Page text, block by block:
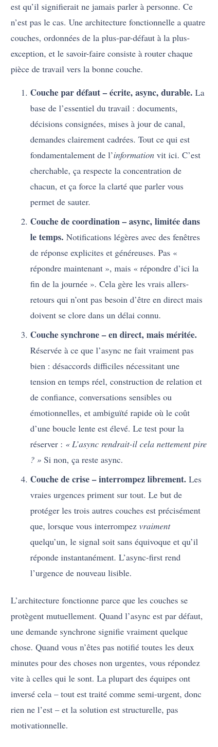
est qu’il signifierait ne jamais parler à personne. Ce
n’est pas le cas. Une architecture fonctionnelle a quatre
couches, ordonnées de la plus-par-défaut à la plus-
exception, et le savoir-faire consiste à router chaque
pièce de travail vers la bonne couche.
Couche par défaut – écrite, async, durable. La
base de l’essentiel du travail : documents,
décisions consignées, mises à jour de canal,
demandes clairement cadrées. Tout ce qui est
fondamentalement de l’information vit ici. C’est
cherchable, ça respecte la concentration de
chacun, et ça force la clarté que parler vous
permet de sauter.
Couche de coordination – async, limitée dans
le temps. Notifications légères avec des fenêtres
de réponse explicites et généreuses. Pas «
répondre maintenant », mais « répondre d’ici la
fin de la journée ». Cela gère les vrais allers-
retours qui n’ont pas besoin d’être en direct mais
doivent se clore dans un délai connu.
Couche synchrone – en direct, mais méritée.
Réservée à ce que l’async ne fait vraiment pas
bien : désaccords difficiles nécessitant une
tension en temps réel, construction de relation et
de confiance, conversations sensibles ou
émotionnelles, et ambiguïté rapide où le coût
d’une boucle lente est élevé. Le test pour la
réserver : « L’async rendrait-il cela nettement pire
? » Si non, ça reste async.
Couche de crise – interrompez librement. Les
vraies urgences priment sur tout. Le but de
protéger les trois autres couches est précisément
que, lorsque vous interrompezvraiment
quelqu’un, le signal soit sans équivoque et qu’il
réponde instantanément. L’async-first rend
l’urgence de nouveau lisible.
L’architecture fonctionne parce que les couches se
protègent mutuellement. Quand l’async est par défaut,
une demande synchrone signifie vraiment quelque
chose. Quand vous n’êtes pas notifié toutes les deux
minutes pour des choses non urgentes, vous répondez
vite à celles qui le sont. La plupart des équipes ont
inversé cela – tout est traité comme semi-urgent, donc
rien ne l’est – et la solution est structurelle, pas
motivationnelle.